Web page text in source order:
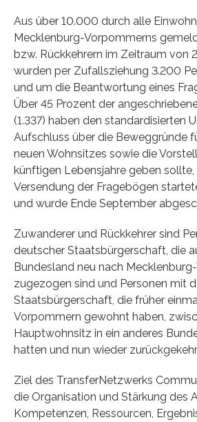
Aus über 10.000 durch alle
Mecklenburg-Vorpommerns
bzw. Rückkehrern im Zeitraum von
wurden per Zufallsziehung 3.200
und um die Beantwortung eines
Über 45 Prozent der
(1.337) haben den standardisierten
Aufschluss über die Beweggründe
neuen Wohnsitzes sowie die
künftigen Lebensjahre geben
Versendung der Fragebögen
und wurde Ende September
Zuwanderer und Rückkehrer sind
deutscher Staatsbürgerschaft, die
Bundesland neu nach
zugezogen sind und Personen mit
Staatsbürgerschaft, die früher
Vorpommern gewohnt haben,
Hauptwohnsitz in ein anderes
hatten und nun wieder
Ziel des TransferNetzwerks
die Organisation und Stärkung des
Kompetenzen, Ressourcen,